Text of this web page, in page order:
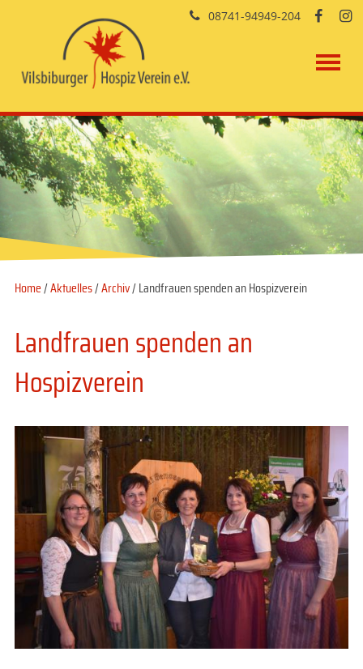
Home/Aktuelles/Archiv/ Landfrauen spenden an Hospizverein
Landfrauen spenden an
Hospizverein
08741-94949-204  